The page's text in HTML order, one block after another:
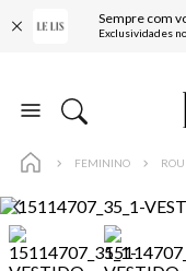
Sempre com
Exclusividades
10%
FEMININO